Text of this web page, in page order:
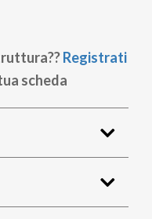
Registrati
scheda